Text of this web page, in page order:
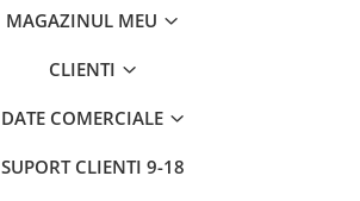
MAGAZINUL MEU
CLIENTI
DATE COMERCIALE
SUPORT CLIENTI 9-18